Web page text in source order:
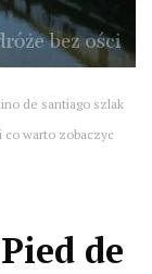
de santiago szlak
co warto zobaczyc
de